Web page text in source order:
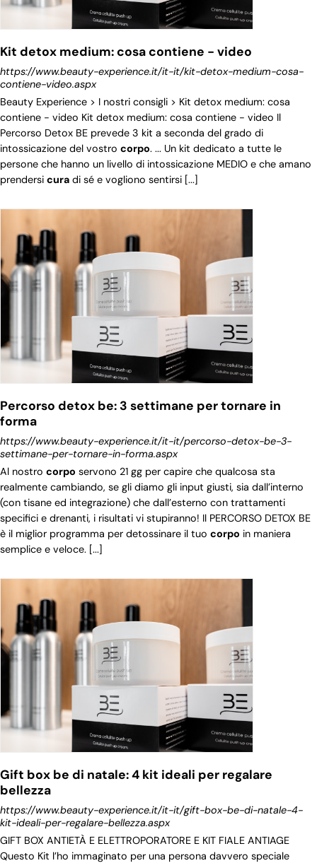
Kit detox medium: cosa contiene - video
https://www.beauty-experience.it/it-it/kit-detox-medium-cosa-
contiene-video.aspx
Beauty Experience > I nostri consigli > Kit detox medium: cosa
contiene - video Kit detox medium: cosa contiene - video Il
Percorso Detox BE prevede 3 kit a seconda del grado di
intossicazione del vostro corpo. ... Un kit dedicato a tutte le
persone che hanno un livello di intossicazione MEDIO e che amano
prendersi cura di sé e vogliono sentirsi [...]
Percorso detox be: 3 settimane per tornare in
forma
https://www.beauty-experience.it/it-it/percorso-detox-be-3-
settimane-per-tornare-in-forma.aspx
Al nostro corpo servono 21 gg per capire che qualcosa sta
realmente cambiando, se gli diamo gli input giusti, sia dall’interno
(con tisane ed integrazione) che dall’esterno con trattamenti
specifici e drenanti, i risultati vi stupiranno! Il PERCORSO DETOX BE
è il miglior programma per detossinare il tuo corpo in maniera
semplice e veloce. [...]
Gift box be di natale: 4 kit ideali per regalare
bellezza
https://www.beauty-experience.it/it-it/gift-box-be-di-natale-4-
kit-ideali-per-regalare-bellezza.aspx
GIFT BOX ANTIETÀ E ELETTROPORATORE E KIT FIALE ANTIAGE
Questo Kit l’ho immaginato per una persona davvero speciale